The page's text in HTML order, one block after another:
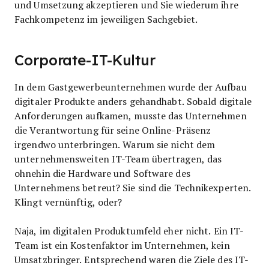
und Umsetzung akzeptieren und Sie wiederum ihre
Fachkompetenz im jeweiligen Sachgebiet.
Corporate-IT-Kultur
In dem Gastgewerbeunternehmen wurde der Aufbau
digitaler Produkte anders gehandhabt. Sobald digitale
Anforderungen aufkamen, musste das Unternehmen
die Verantwortung für seine Online-Präsenz
irgendwo unterbringen. Warum sie nicht dem
unternehmensweiten IT-Team übertragen, das
ohnehin die Hardware und Software des
Unternehmens betreut? Sie sind die Technikexperten.
Klingt vernünftig, oder?
Naja, im digitalen Produktumfeld eher nicht. Ein IT-
Team ist ein Kostenfaktor im Unternehmen, kein
Umsatzbringer. Entsprechend waren die Ziele des IT-